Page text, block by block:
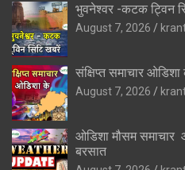
भुवनेश्वर -कटक ट्विन
August 7, 2026
संक्षिप्त समाचार
August 7, 2026
ओडिशा मौसम
बरसात